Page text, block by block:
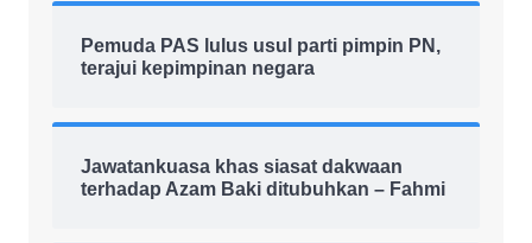
Pemuda PAS lulus usul parti pimpin PN,
terajui kepimpinan negara
Jawatankuasa khas siasat dakwaan
terhadap Azam Baki ditubuhkan – Fahmi